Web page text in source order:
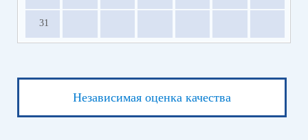
31
Независимая оценка качества